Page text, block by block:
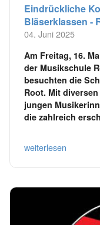
Eindrückliche
Bläserklassen -
04. Juni 2025
Am Freitag, 16.
der Musikschule
besuchten die
Root. Mit
jungen
die zahlreich
weiterlesen